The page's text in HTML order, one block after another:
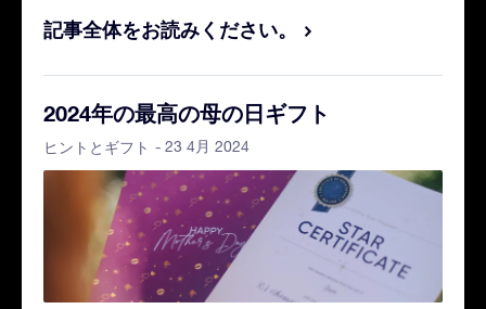
記事全体をお読みください。
2024年の最高の母の日ギフト
ヒントとギフト - 23 4月 2024